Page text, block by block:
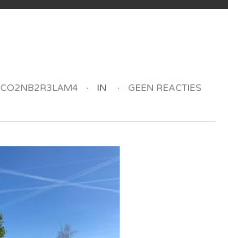
CO2NB2R3LAM4 IN GEEN REACTIES